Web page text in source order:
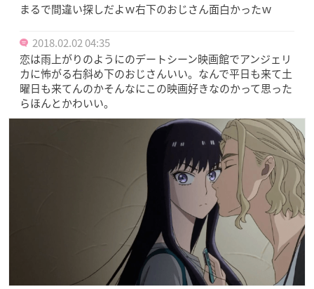
まるで間違い探しだよｗ右下のおじさん面白かったｗ
2018.02.02 04:35
恋は雨上がりのようにのデートシーン映画館でアンジェリ
カに怖がる右斜め下のおじさんいい。なんで平日も来て土
曜日も来てんのかそんなにこの映画好きなのかって思った
らほんとかわいい。